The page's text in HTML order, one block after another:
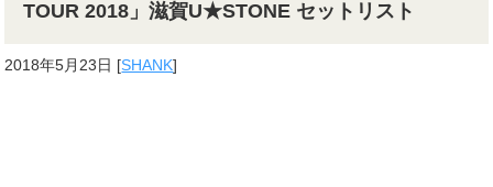
TOUR 2018」滋賀U★STONE セットリスト
2018年5月23日 [SHANK]